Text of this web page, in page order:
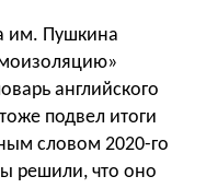
им. Пушкина
английского
подвел итоги
словом 2020-го
решили, что оно